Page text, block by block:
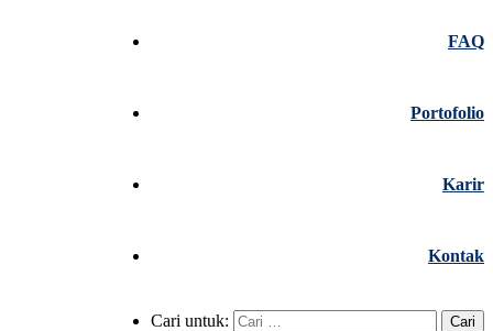
FAQ
Portofolio
Karir
Kontak
Cari untuk: